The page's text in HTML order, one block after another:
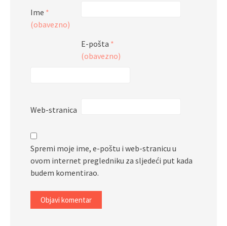
Ime *
(obavezno)
E-pošta *
(obavezno)
Web-stranica
Spremi moje ime, e-poštu i web-stranicu u
ovom internet pregledniku za sljedeći put kada
budem komentirao.